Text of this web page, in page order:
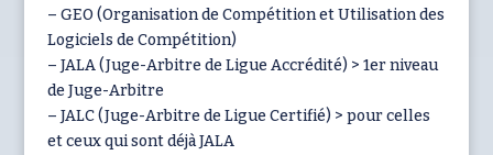
– GEO (Organisation de Compétition et Utilisation des
Logiciels de Compétition)
– JALA (Juge-Arbitre de Ligue Accrédité) > 1er niveau
de Juge-Arbitre
– JALC (Juge-Arbitre de Ligue Certifié) > pour celles
et ceux qui sont déjà JALA